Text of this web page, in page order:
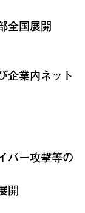
全国展開
企業内ネット
バー攻撃等の
開